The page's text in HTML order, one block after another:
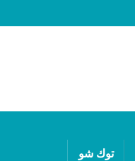
توك شو